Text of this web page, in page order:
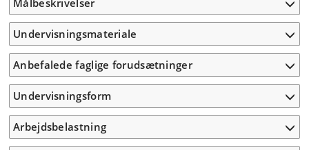
Målbeskrivelser
Undervisningsmateriale
Anbefalede faglige forudsætninger
Undervisningsform
Arbejdsbelastning